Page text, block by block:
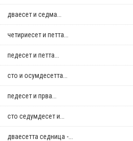
дваесет и седма...
четириесет и петта...
педесет и петта...
сто и осумдесетта...
педесет и прва...
сто седумдесет и...
дваесетта седница -...